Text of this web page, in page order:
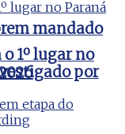
mandado
por
1º lugar no